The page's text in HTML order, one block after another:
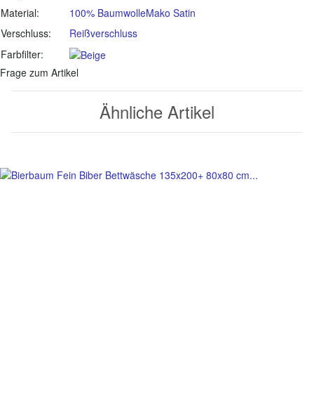
Material:
100% BaumwolleMako Satin
Verschluss:
Reißverschluss
Farbfilter:
Frage zum Artikel
Ähnliche Artikel